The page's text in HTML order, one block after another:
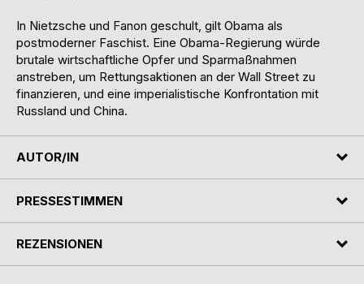
In Nietzsche und Fanon geschult, gilt Obama als
postmoderner Faschist. Eine Obama-Regierung würde
brutale wirtschaftliche Opfer und Sparmaßnahmen
anstreben, um Rettungsaktionen an der Wall Street zu
finanzieren, und eine imperialistische Konfrontation mit
Russland und China.
AUTOR/IN
PRESSESTIMMEN
REZENSIONEN